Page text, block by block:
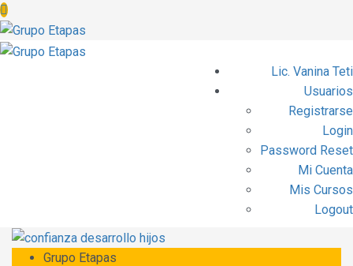
Lic. Vanina Teti
Usuarios
Registrarse
Login
Password Reset
Mi Cuenta
Mis Cursos
Logout
Grupo Etapas